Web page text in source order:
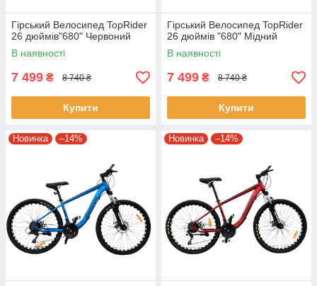
Гірський Велосипед TopRider
26 дюймів"680" Червоний
В наявності
7 499 ₴ 8 740 ₴
Купити
Гірський Велосипед TopRider
26 дюймів "680" Мідний
В наявності
7 499 ₴ 8 740 ₴
Купити
Новинка –14% Новинка –14%